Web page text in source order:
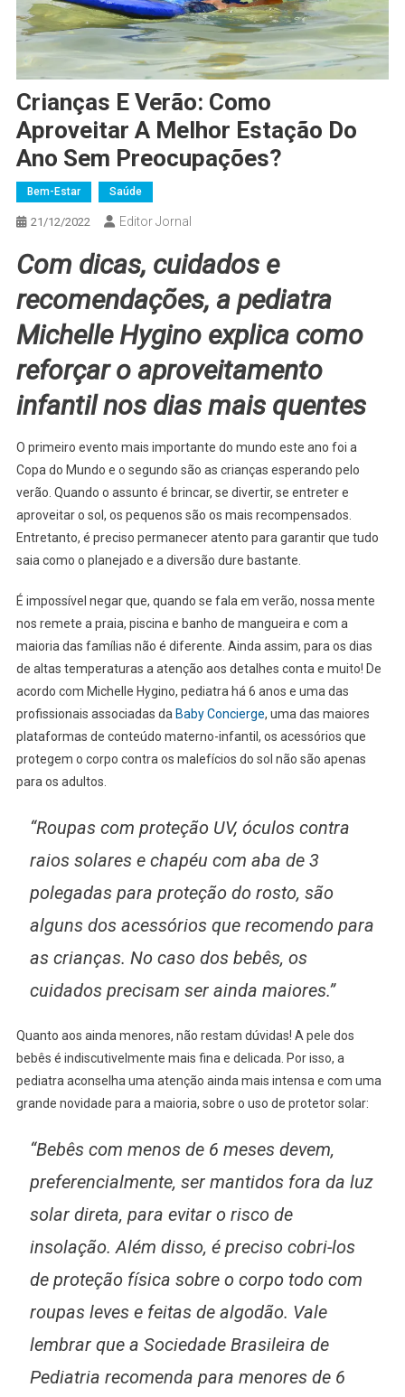
Crianças E Verão: Como
Aproveitar A Melhor Estação Do
Ano Sem Preocupações?
Bem-Estar Saúde
21/12/2022 Editor Jornal
Com dicas, cuidados e
recomendações, a pediatra
Michelle Hygino explica como
reforçar o aproveitamento
infantil nos dias mais quentes
O primeiro evento mais importante do mundo este ano foi a
Copa do Mundo e o segundo são as crianças esperando pelo
verão. Quando o assunto é brincar, se divertir, se entreter e
aproveitar o sol, os pequenos são os mais recompensados.
Entretanto, é preciso permanecer atento para garantir que tudo
saia como o planejado e a diversão dure bastante.
É impossível negar que, quando se fala em verão, nossa mente
nos remete a praia, piscina e banho de mangueira e com a
maioria das famílias não é diferente. Ainda assim, para os dias
de altas temperaturas a atenção aos detalhes conta e muito! De
acordo com Michelle Hygino, pediatra há 6 anos e uma das
profissionais associadas da Baby Concierge, uma das maiores
plataformas de conteúdo materno-infantil, os acessórios que
protegem o corpo contra os malefícios do sol não são apenas
para os adultos.
“Roupas com proteção UV, óculos contra
raios solares e chapéu com aba de 3
polegadas para proteção do rosto, são
alguns dos acessórios que recomendo para
as crianças. No caso dos bebês, os
cuidados precisam ser ainda maiores.”
Quanto aos ainda menores, não restam dúvidas! A pele dos
bebês é indiscutivelmente mais fina e delicada. Por isso, a
pediatra aconselha uma atenção ainda mais intensa e com uma
grande novidade para a maioria, sobre o uso de protetor solar:
“Bebês com menos de 6 meses devem,
preferencialmente, ser mantidos fora da luz
solar direta, para evitar o risco de
insolação. Além disso, é preciso cobri-los
de proteção física sobre o corpo todo com
roupas leves e feitas de algodão. Vale
lembrar que a Sociedade Brasileira de
Pediatria recomenda para menores de 6